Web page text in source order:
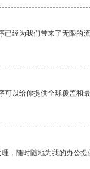
已经为我们带来了无限的
可以给你提供全球覆盖和最
，随时随地为我的办公